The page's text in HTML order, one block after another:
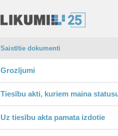
Saistītie dokumenti
Grozījumi
Tiesību akti, kuriem maina
Uz tiesību akta pamata izdotie